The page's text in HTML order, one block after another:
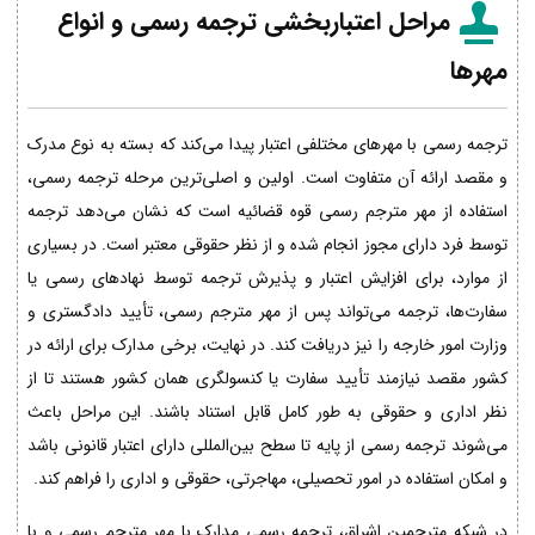
مراحل اعتباربخشی ترجمه رسمی و انواع
مهرها
ترجمه رسمی با مهرهای مختلفی اعتبار پیدا می‌کند که بسته به نوع مدرک
و مقصد ارائه آن متفاوت است. اولین و اصلی‌ترین مرحله ترجمه رسمی،
استفاده از مهر مترجم رسمی قوه قضائیه است که نشان می‌دهد ترجمه
توسط فرد دارای مجوز انجام شده و از نظر حقوقی معتبر است. در بسیاری
از موارد، برای افزایش اعتبار و پذیرش ترجمه توسط نهادهای رسمی یا
سفارت‌ها، ترجمه می‌تواند پس از مهر مترجم رسمی، تأیید دادگستری و
وزارت امور خارجه را نیز دریافت کند. در نهایت، برخی مدارک برای ارائه در
کشور مقصد نیازمند تأیید سفارت یا کنسولگری همان کشور هستند تا از
نظر اداری و حقوقی به طور کامل قابل استناد باشند. این مراحل باعث
می‌شوند ترجمه رسمی از پایه تا سطح بین‌المللی دارای اعتبار قانونی باشد
و امکان استفاده در امور تحصیلی، مهاجرتی، حقوقی و اداری را فراهم کند.